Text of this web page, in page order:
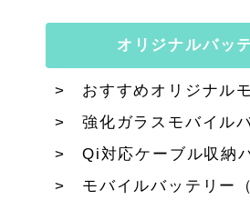
オリジナルバッ
おすすめオリジナル
強化ガラスモバイル
Qi対応ケーブル収納
モバイルバッテリー